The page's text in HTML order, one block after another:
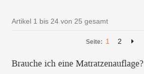
Artikel 1 bis 24 von 25 gesamt
Seite: 1 2
Brauche ich eine Matratzenauflage?